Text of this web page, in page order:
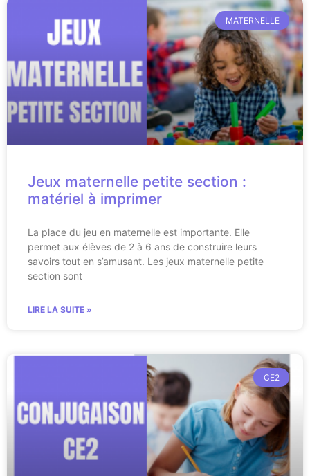
MATERNELLE
Jeux maternelle petite section :
matériel à imprimer
La place du jeu en maternelle est importante. Elle
permet aux élèves de 2 à 6 ans de construire leurs
savoirs tout en s’amusant. Les jeux maternelle petite
section sont
LIRE LA SUITE »
CE2